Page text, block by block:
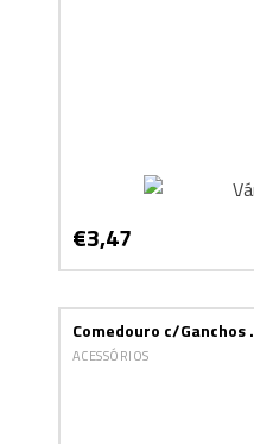
€3,47
Comedouro c/Ganchos .
ACESSÓRIOS